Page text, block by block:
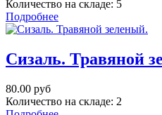
Количество на складе: 5
Подробнее
Сизаль. Травяной
80.00 руб
Количество на складе: 2